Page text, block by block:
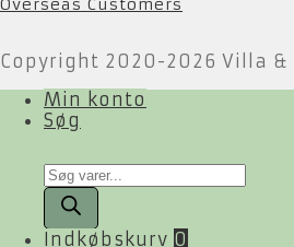
Overseas Customers
Copyright 2020-2026 Villa &
Min konto
Søg
Products
search
Indkøbskurv 0